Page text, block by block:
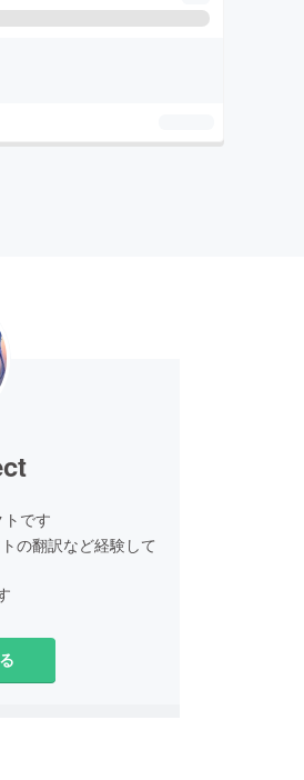
です
の翻訳など経験して